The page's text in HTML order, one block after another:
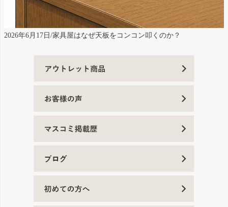
2026年6月17日/家具屋はなぜ天板をコンコン叩くのか？